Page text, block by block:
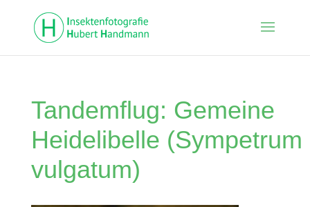
Tandemflug: Gemeine
Heidelibelle (Sympetrum
vulgatum)